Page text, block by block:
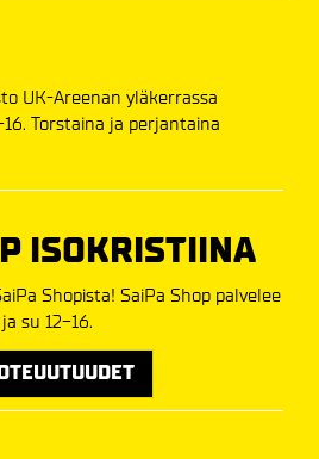
UK-Areenan yläkerrassa
Torstaina ja perjantaina
ISOKRISTIINA
Shopista! SaiPa Shop palvelee
su 12-16.